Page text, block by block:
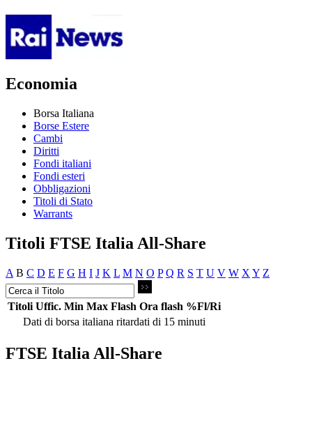
Economia
Borsa Italiana
Borse Estere
Cambi
Diritti
Fondi italiani
Fondi esteri
Obbligazioni
Titoli di Stato
Warrants
Titoli FTSE Italia All-Share
A B C D E F G H I J K L M N O P Q R S T U V W X Y Z
Titoli Uffic. Min Max Flash Ora flash %Fl/Ri
Dati di borsa italiana ritardati di 15 minuti
FTSE Italia All-Share